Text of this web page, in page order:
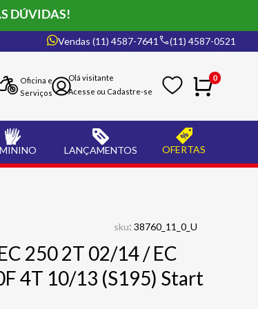
DÚVIDAS!
Vendas (11) 4587-7641 (11) 4587-0521
Oficina e
Serviços
0
LANÇAMENTOS OFERTAS
sku: 38760_11_0_U
250 2T 02/14 / EC
4T 10/13 (S195) Start